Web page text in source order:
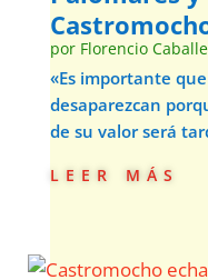
por Florencio
«Es importante
desaparezcan
de su valor será
leer más